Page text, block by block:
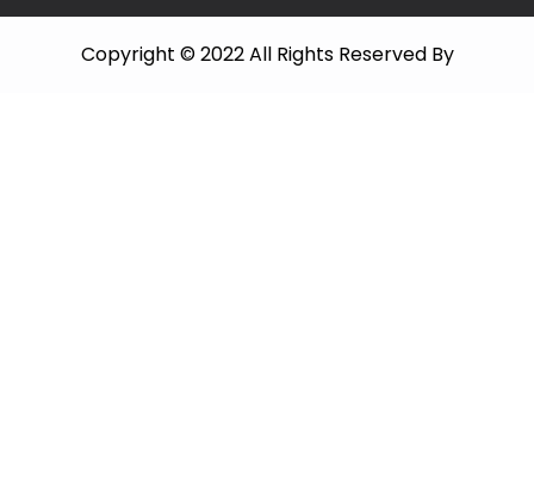
Copyright © 2022 All Rights Reserved By